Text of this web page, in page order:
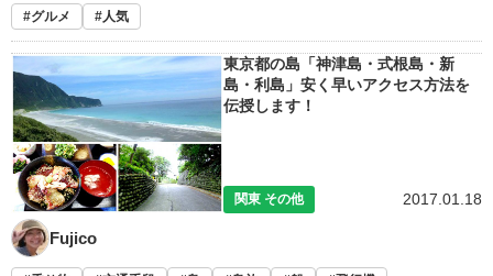
グルメ 人気
東京都の島「神津島・式根島・新
島・利島」安く早いアクセス方法を
伝授します！
関東 その他 2017.01.18
Fujico